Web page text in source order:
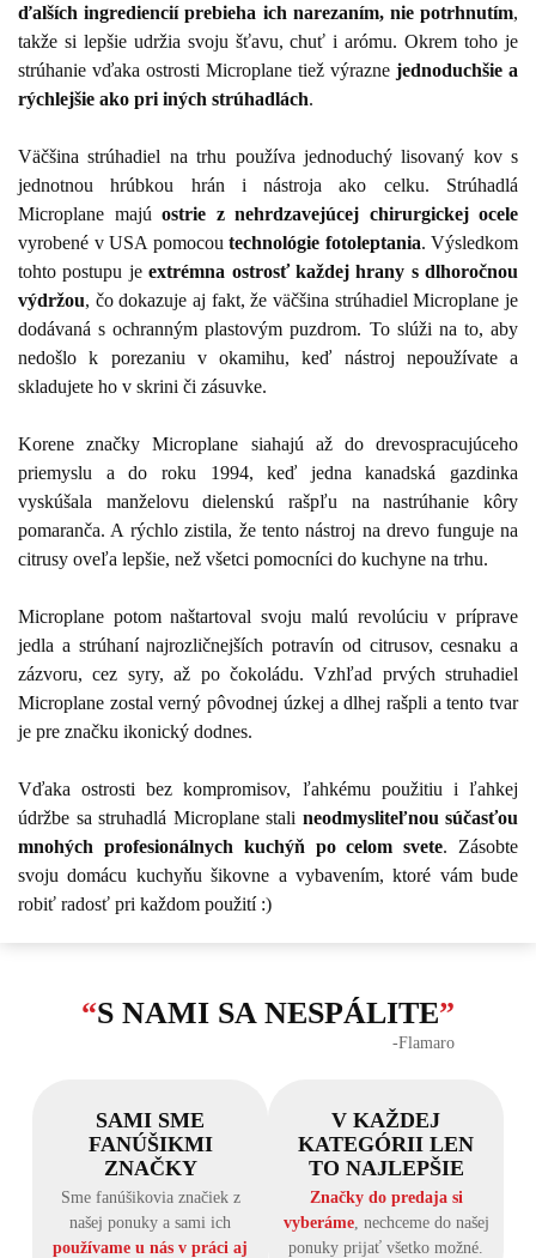
ďalších ingrediencií prebieha ich narezaním, nie potrhnutím,
takže si lepšie udržia svoju šťavu, chuť i arómu. Okrem toho je
strúhanie vďaka ostrosti Microplane tiež výrazne jednoduchšie a
rýchlejšie ako pri iných strúhadlách.
Väčšina strúhadiel na trhu používa jednoduchý lisovaný kov s
jednotnou hrúbkou hrán i nástroja ako celku. Strúhadlá
Microplane majú ostrie z nehrdzavejúcej chirurgickej ocele
vyrobené v USA pomocou technológie fotoleptania. Výsledkom
tohto postupu jeextrémna ostrosť každej hrany s dlhoročnou
výdržou, čo dokazuje aj fakt, že väčšina strúhadiel Microplane je
dodávaná s ochranným plastovým puzdrom. To slúži na to, aby
nedošlo k porezaniu v okamihu, keď nástroj nepoužívate a
skladujete ho v skrini či zásuvke.
Korene značky Microplane siahajú až do drevospracujúceho
priemyslu a do roku 1994, keď jedna kanadská gazdinka
vyskúšala manželovu dielenskú rašpľu na nastrúhanie kôry
pomaranča. A rýchlo zistila, že tento nástroj na drevo funguje na
citrusy oveľa lepšie, než všetci pomocníci do kuchyne na trhu.
Microplane potom naštartoval svoju malú revolúciu v príprave
jedla a strúhaní najrozličnejších potravín od citrusov, cesnaku a
zázvoru, cez syry, až po čokoládu. Vzhľad prvých struhadiel
Microplane zostal verný pôvodnej úzkej a dlhej rašpli a tento tvar
je pre značku ikonický dodnes.
Vďaka ostrosti bez kompromisov, ľahkému použitiu i ľahkej
údržbe sa struhadlá Microplane stali neodmysliteľnou súčasťou
mnohých profesionálnych kuchýň po celom svete. Zásobte
svoju domácu kuchyňu šikovne a vybavením, ktoré vám bude
robiť radosť pri každom použití :)
“S NAMI SA NESPÁLITE”
‐Flamaro
SAMI SME
FANÚŠIKMI
ZNAČKY
Sme fanúšikovia značiek z
našej ponuky a sami ich
používame u nás v práci aj
V KAŽDEJ
KATEGÓRII LEN
TO NAJLEPŠIE
Značky do predaja si
vyberáme, nechceme do našej
ponuky prijať všetko možné.